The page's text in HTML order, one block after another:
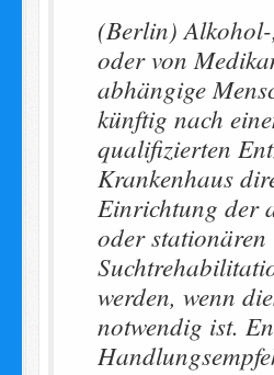
(Berlin)
oder von
abhängige
künftig nach
qualifizierten
Krankenhaus
Einrichtung der
oder stationären
werden, wenn
notwendig ist.